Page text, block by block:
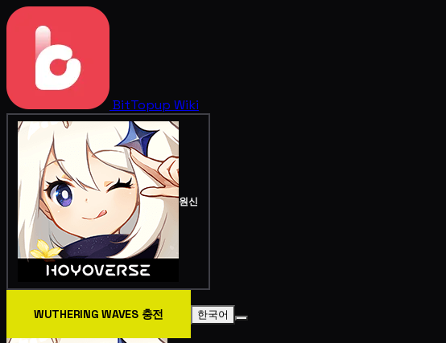
BitTopup Wiki
원신
WUTHERING WAVES 충전 한국어